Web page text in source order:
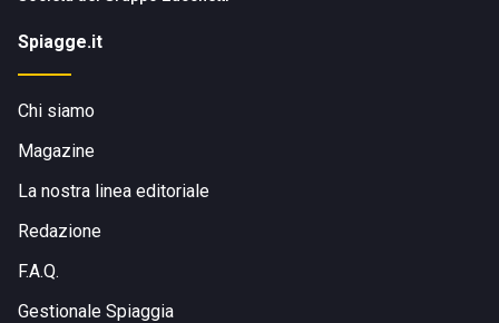
Spiagge.it
Chi siamo
Magazine
La nostra linea editoriale
Redazione
F.A.Q.
Gestionale Spiaggia